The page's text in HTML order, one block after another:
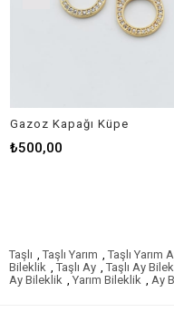
Gazoz Kapağı Küpe
₺500,00
Taşlı
Taşlı Yarım Taşlı Yarım
Bileklik
Taşlı Ay Taşlı Ay
Ay Bileklik
Yarım Bileklik Ay